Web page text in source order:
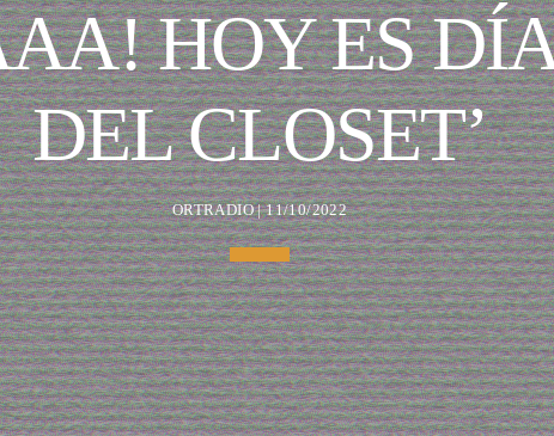
HOY ES
DEL CLOSET’
ORTRADIO | 11/10/2022